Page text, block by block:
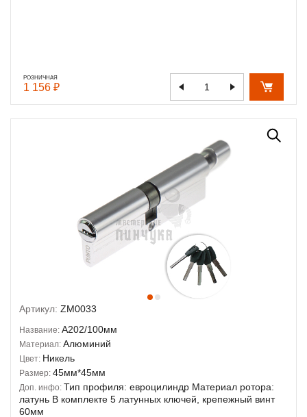
РОЗНИЧНАЯ
1 156 ₽
Артикул: ZM0033
Название: A202/100мм
Материал: Алюминий
Цвет: Никель
Размер: 45мм*45мм
Доп. инфо: Тип профиля: евроцилиндр Материал ротора:
латунь В комплекте 5 латунных ключей, крепежный винт
60мм